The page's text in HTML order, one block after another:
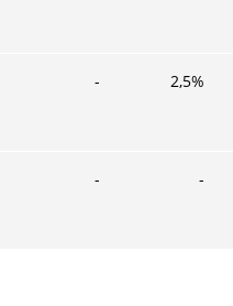
2,5%
-
-
-